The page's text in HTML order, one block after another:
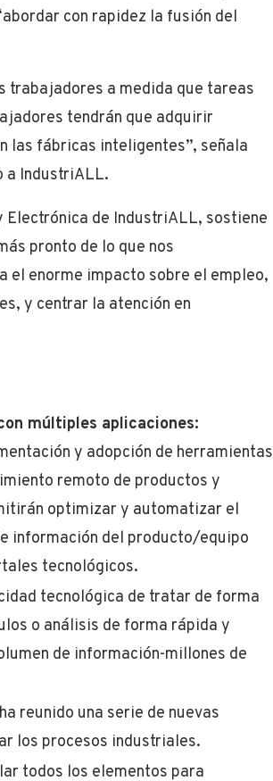
con rapidez la fusión del
trabajadores a medida que tareas
tendrán que adquirir
las fábricas inteligentes”, señala
a IndustriALL.
Electrónica de IndustriALL, sostiene
pronto de lo que nos
el enorme impacto sobre el empleo,
y centrar la atención en
múltiples aplicaciones:
y adopción de herramientas
remoto de productos y
optimizar y automatizar el
información del producto/equipo
tecnológicos.
tecnológica de tratar de forma
o análisis de forma rápida y
de información-millones de
reunido una serie de nuevas
los procesos industriales.
todos los elementos para